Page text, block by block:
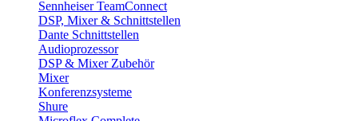
Sennheiser TeamConnect
DSP, Mixer & Schnittstellen
Dante Schnittstellen
Audioprozessor
DSP & Mixer Zubehör
Mixer
Konferenzsysteme
Shure